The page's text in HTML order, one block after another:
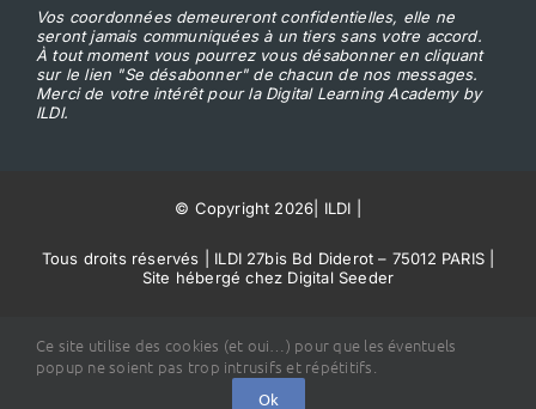
Vos coordonnées demeureront confidentielles, elle ne
seront jamais communiquées à un tiers sans votre accord.
À tout moment vous pourrez vous désabonner en cliquant
sur le lien "Se désabonner" de chacun de nos messages.
Merci de votre intérêt pour la Digital Learning Academy by
ILDI.
© Copyright 2026 ILDI
Tous droits réservés | ILDI 27bis Bd Diderot – 75012 PARIS |
Site hébergé chez Digital Seeder
Ce site utilise des cookies (et oui…) pour que les éventuels
popup ne soient pas trop intrusifs et répétitifs.
Ok